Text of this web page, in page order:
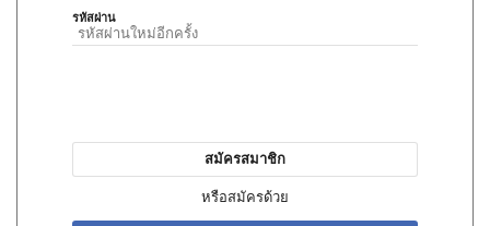
รหัสผ่าน
สมัครสมาชิก
หรือสมัครด้วย